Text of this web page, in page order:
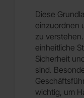
Diese
einzuordnen
zu
einheitliche
Sicherheit
sind.
wichtig, um